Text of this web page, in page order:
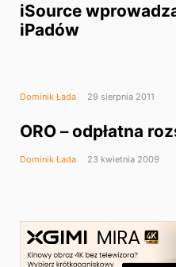
iSource
iPadów
Dominik Łada 29 sierpnia 2011
ORO – odpłatna
Dominik Łada 23 kwietnia 2009